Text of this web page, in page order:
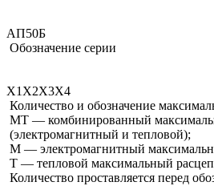
АП50Б
Обозначение серии
Х1Х2Х3Х4
Количество и обозначение
МТ — комбинированный
(электромагнитный и тепловой);
М — электромагнитный
Т — тепловой максимальный
Количество проставляется перед